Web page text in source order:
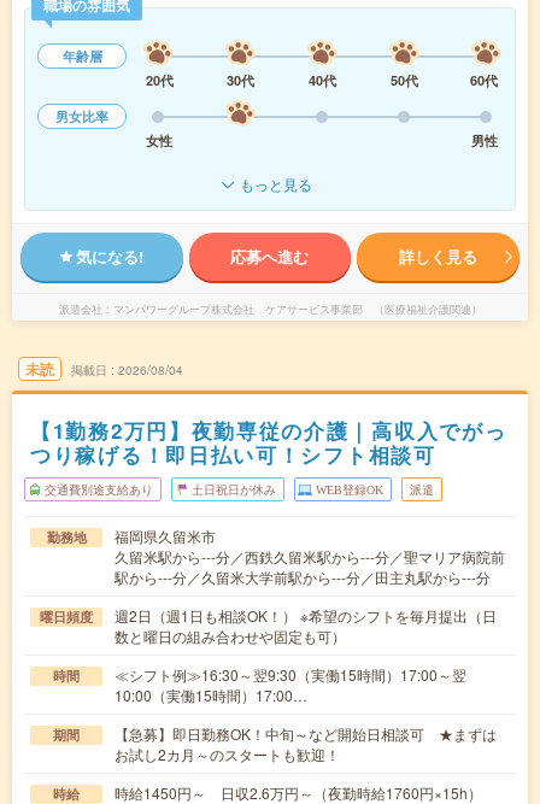
職場の雰囲気
年齢層
20代
30代 40代 50代
60代
男女比率
女性
男性
もっと見る
気になる! 応募へ進む 詳しく見る
派遣会社 マンパワーグループ株式会社 ケアサービス事業部 （医療福祉介護関連）
未読 掲載日 2026/08/04
【1勤務2万円】夜勤専従の介護｜高収入でがっ
つり稼げる！即日払い可！シフト相談可
交通費別途支給あり 土日祝日が休み WEB登録OK 派遣
勤務地
福岡県久留米市
久留米駅から---分／西鉄久留米駅から---分／聖マリア病院前
駅から---分／久留米大学前駅から---分／田主丸駅から---分
曜日頻度
週2日（週1日も相談OK！） ※希望のシフトを毎月提出（日
数と曜日の組み合わせや固定も可）
時間
≪シフト例≫16:30～翌9:30（実働15時間）17:00～翌
10:00（実働15時間）17:00…
期間
【急募】即日勤務OK！中旬～など開始日相談可 ★まずは
お試し2カ月～のスタートも歓迎！
時給 時給1450円～ 日収2.6万円～（夜勤時給1760円×15h）